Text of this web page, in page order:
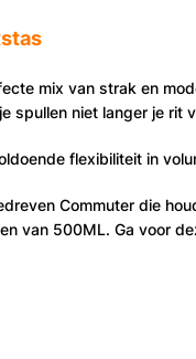
mix van strak en
spullen niet langer je rit
flexibiliteit in
Commuter die
van 500ML. Ga voor